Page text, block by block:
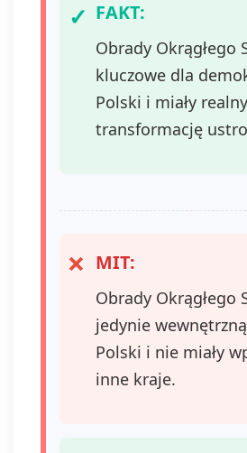
FAKT:
Obrady Okrągłego
kluczowe dla
Polski i miały
transformację
MIT:
Obrady Okrągłego
jedynie
Polski i nie miały
inne kraje.